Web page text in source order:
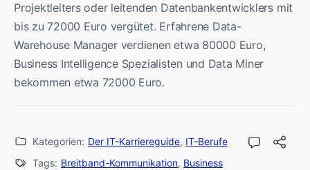
Projektleiters oder leitenden Datenbankentwicklers mit
bis zu 72000 Euro vergütet. Erfahrene Data-
Warehouse Manager verdienen etwa 80000 Euro,
Business Intelligence Spezialisten und Data Miner
bekommen etwa 72000 Euro.
Kategorien: Der IT-Karriereguide, IT-Berufe
Tags: Breitband-Kommunikation, Business